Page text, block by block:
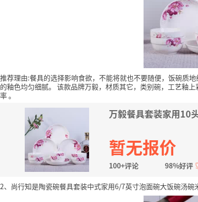
推荐理由:餐具的选择影响食欲，不能将就也不要随便，饭碗质
的釉色均匀细腻。 该款品牌万毅，材质其它，类别碗，工艺釉上
率。
万毅餐具套装家用10
暂无报价
100+评论 98%好评
2、尚行知是陶瓷碗餐具套装中式家用6/7英寸泡面碗大饭碗汤